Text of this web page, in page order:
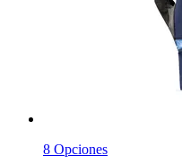
8 Opciones